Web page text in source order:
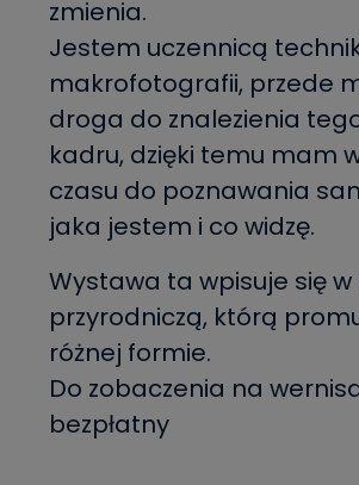
zmienia.
Jestem uczennicą
makrofotografii, przede
droga do znalezienia
kadru, dzięki temu mam
czasu do poznawania
jaka jestem i co widzę.
Wystawa ta wpisuje się
przyrodniczą, którą
różnej formie.
Do zobaczenia na
bezpłatny